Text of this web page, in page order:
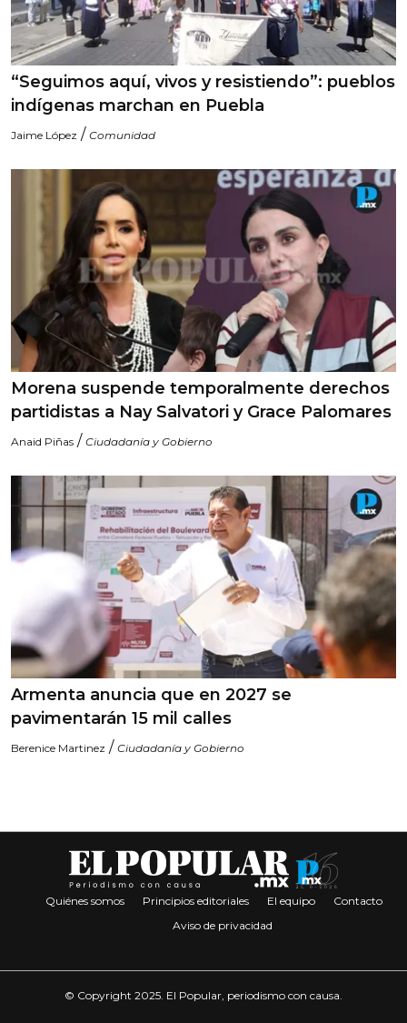
“Seguimos aquí, vivos y resistiendo”: pueblos
indígenas marchan en Puebla
Jaime López / Comunidad
Morena suspende temporalmente derechos
partidistas a Nay Salvatori y Grace Palomares
Anaid Piñas / Ciudadanía y Gobierno
Armenta anuncia que en 2027 se
pavimentarán 15 mil calles
Berenice Martinez / Ciudadanía y Gobierno
Quiénes somos Principios editoriales El equipo
Contacto
Aviso de privacidad
© Copyright 2025. El Popular, periodismo con causa.